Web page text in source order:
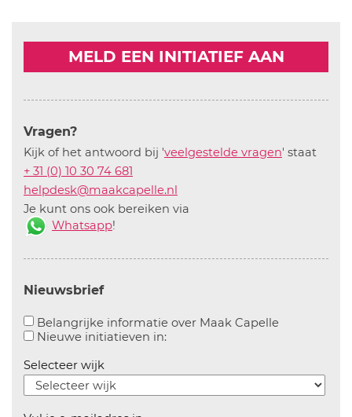
MELD EEN INITIATIEF AAN
Vragen?
Kijk of het antwoord bij 'veelgestelde vragen' staat
+ 31 (0) 10 30 74 681
helpdesk@maakcapelle.nl
Je kunt ons ook bereiken via
Whatsapp!
Nieuwsbrief
Belangrijke informatie over Maak CapelleAanvinken
Nieuwe initiatieven in:Aanvinken om informatie over
Selecteer wijk